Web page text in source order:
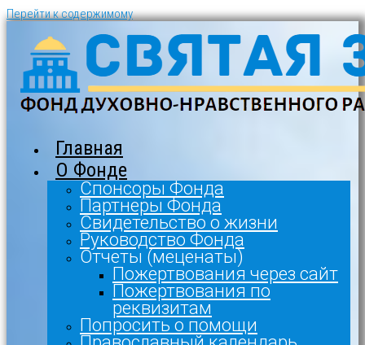
Перейти к содержимому
Главная
О Фонде
Спонсоры Фонда
Партнеры Фонда
Свидетельство о жизни
Руководство Фонда
Отчеты (меценаты)
Пожертвования через сайт
Пожертвования по
реквизитам
Попросить о помощи